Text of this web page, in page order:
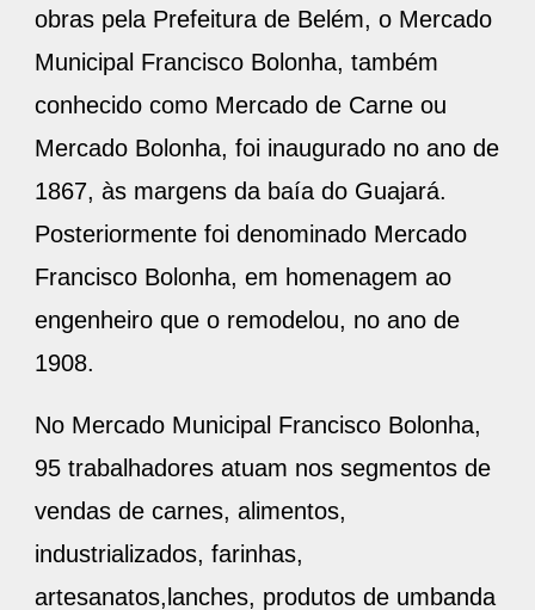
obras pela Prefeitura de Belém, o Mercado
Municipal Francisco Bolonha, também
conhecido como Mercado de Carne ou
Mercado Bolonha, foi inaugurado no ano de
1867, às margens da baía do Guajará.
Posteriormente foi denominado Mercado
Francisco Bolonha, em homenagem ao
engenheiro que o remodelou, no ano de
1908.
No Mercado Municipal Francisco Bolonha,
95 trabalhadores atuam nos segmentos de
vendas de carnes, alimentos,
industrializados, farinhas,
artesanatos,lanches, produtos de umbanda